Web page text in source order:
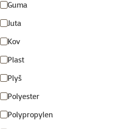
Guma
Juta
Kov
Plast
Plyš
Polyester
Polypropylen